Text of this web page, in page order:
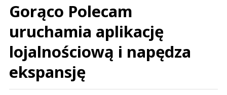
Gorąco Polecam
uruchamia aplikację
lojalnościową i napędza
ekspansję